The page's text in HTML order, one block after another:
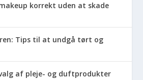
korrekt uden at skade
Tips til at undgå tørt og
af pleje- og duftprodukter